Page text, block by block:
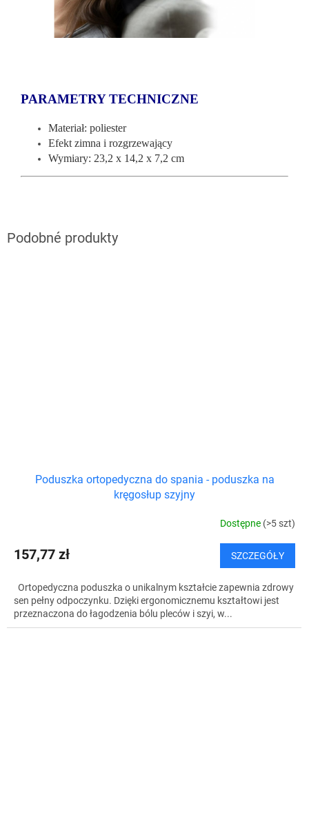
PARAMETRY TECHNICZNE
Materiał: poliester
Efekt zimna i rozgrzewający
Wymiary: 23,2 x 14,2 x 7,2 cm
Poduszka ortopedyczna do spania - poduszka na
kręgosłup szyjny
Dostępne (>5 szt)
157,77 zł SZCZEGÓŁY
Ortopedyczna poduszka o unikalnym kształcie zapewnia zdrowy
sen pełny odpoczynku. Dzięki ergonomicznemu kształtowi jest
przeznaczona do łagodzenia bólu pleców i szyi, w...